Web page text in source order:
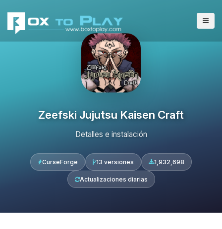
Zeefski Jujutsu Kaisen Craft
Detalles e instalación
CurseForge 13 versiones 1,932,698
Actualizaciones diarias